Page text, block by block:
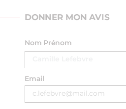
DONNER MON AVIS
Nom Prénom
Email